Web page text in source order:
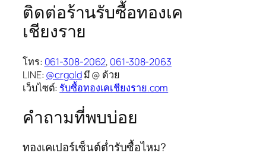
ติดต่อร้านรับซื้อทองเค
เชียงราย
โทร: 061-308-2062, 061-308-2063
LINE: @crgoldมี @ ด้วย
เว็บไซต์: รับซื้อทองเคเชียงราย.com
คำถามที่พบบ่อย
ทองเคเปอร์เซ็นต์ต่ำรับซื้อไหม?